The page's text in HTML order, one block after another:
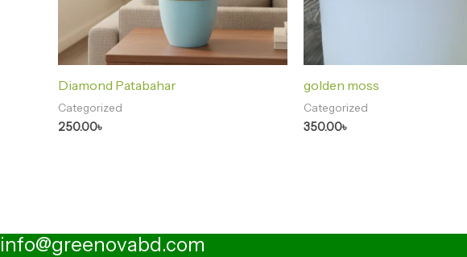
Diamond Patabahar
Categorized
250.00৳
golden moss
Categorized
350.00৳
info@greenovabd.com